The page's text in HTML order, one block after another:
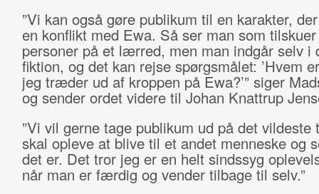
”Vi kan også gøre publikum til en karakter,
en konflikt med Ewa. Så ser man som
personer på et lærred, men man indgår selv i
fiktion, og det kan rejse spørgsmålet: ’Hvem
jeg træder ud af kroppen på Ewa?’” siger
og sender ordet videre til Johan Knattrup
”Vi vil gerne tage publikum ud på det vildeste
skal opleve at blive til et andet menneske og
det er. Det tror jeg er en helt sindssyg
når man er færdig og vender tilbage til selv.”